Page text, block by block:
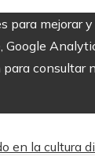
para mejorar
Google
consultar
en la cultura